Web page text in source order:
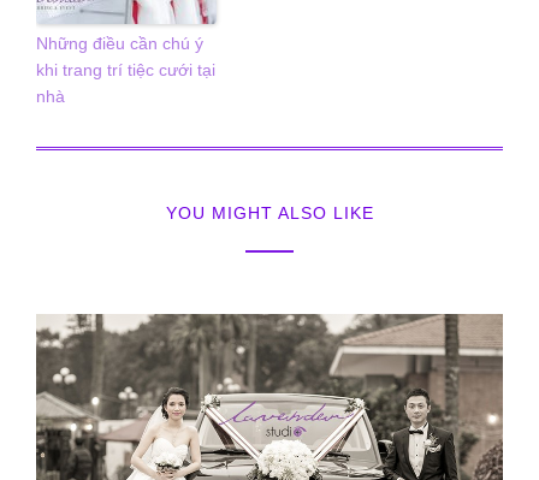
Những điều cần chú ý
khi trang trí tiệc cưới tại
nhà
YOU MIGHT ALSO LIKE